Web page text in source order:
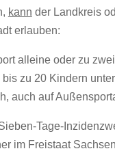
kann der Landkreis
erlauben:
alleine oder zu
zu 20 Kindern
auch auf
Tage-
im Freistaat